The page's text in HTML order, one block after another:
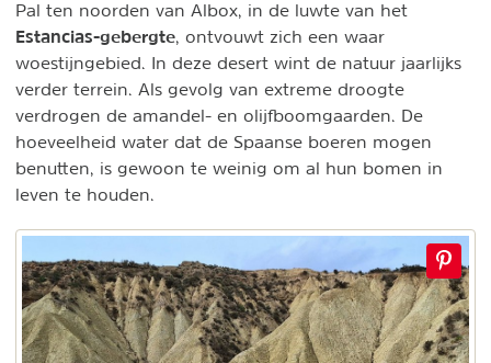
Pal ten noorden van Albox, in de luwte van het
Estancias-gebergte , ontvouwt zich een waar
woestijngebied. In deze desert wint de natuur jaarlijks
verder terrein. Als gevolg van extreme droogte
verdrogen de amandel- en olijfboomgaarden. De
hoeveelheid water dat de Spaanse boeren mogen
benutten, is gewoon te weinig om al hun bomen in
leven te houden.